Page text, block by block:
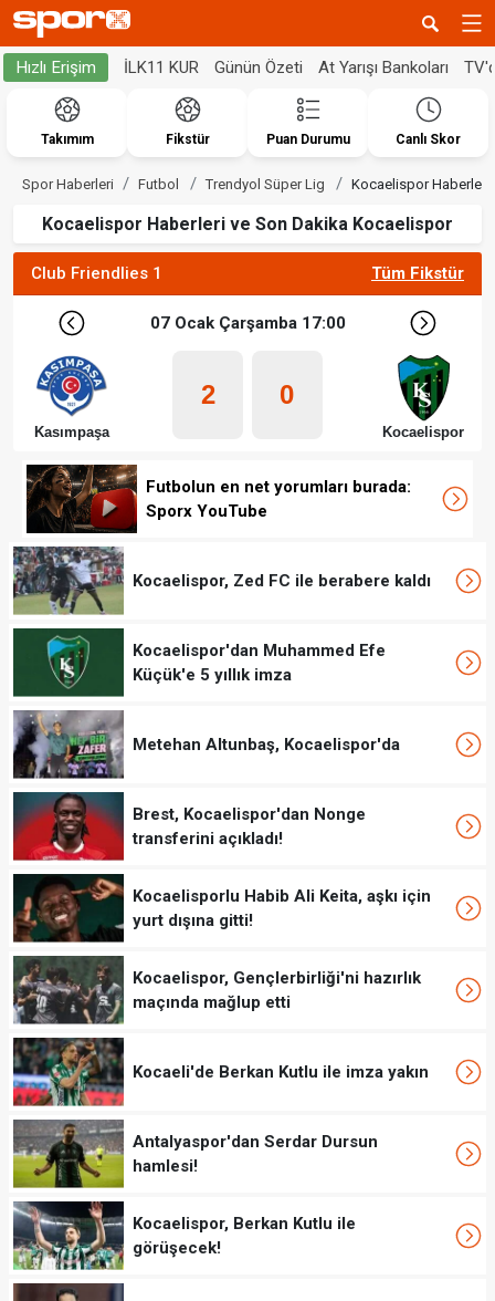
Hızlı Erişim İLK11 KUR Günün Özeti At Yarışı Bankoları
Takımım Fikstür Puan Durumu Canlı Skor
Spor Haberleri Futbol Trendyol Süper Lig Kocaelispor Haberleri
Kocaelispor Haberleri ve Son Dakika Kocaelispor
Club Friendlies 1 Tüm Fikstür
07 Ocak Çarşamba 17:00
Kasımpaşa
2 0
Kocaelispor
Futbolun en net yorumları burada:
Sporx YouTube
Kocaelispor, Zed FC ile berabere kaldı
Kocaelispor'dan Muhammed Efe
Küçük'e 5 yıllık imza
Metehan Altunbaş, Kocaelispor'da
Brest, Kocaelispor'dan Nonge
transferini açıkladı!
Kocaelisporlu Habib Ali Keita, aşkı için
yurt dışına gitti!
Kocaelispor, Gençlerbirliği'ni hazırlık
maçında mağlup etti
Kocaeli'de Berkan Kutlu ile imza yakın
Antalyaspor'dan Serdar Dursun
hamlesi!
Kocaelispor, Berkan Kutlu ile
görüşecek!